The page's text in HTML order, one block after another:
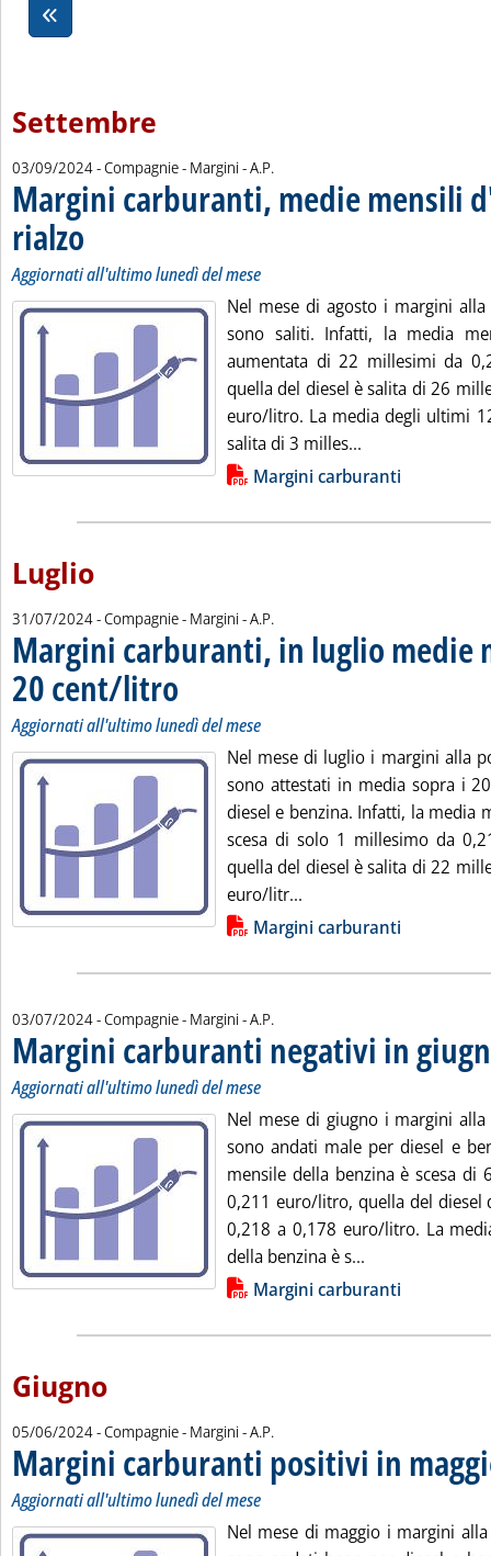
Settembre
03/09/2024- Compagnie - Margini -di:
A.P.
Margini carburanti, medie mensili
rialzo
Aggiornati all'ultimo lunedì del mese
Nel mese di agosto i margini
sono saliti. Infatti, la media
aumentata di 22 millesimi da
quella del diesel è salita di 26
euro/litro. La media degli ultimi
salita di 3 milles...
Lista allegati PDF alla notiziaMargini carburanti
Luglio
31/07/2024- Compagnie - Margini -di:
A.P.
Margini carburanti, in luglio medie
20 cent/litro . Sottotitolo: Aggiornati all'ultimo lunedì del mese
. Pubblicata mercoledì 31 luglio 2024 alle 14.40.
Aggiornati all'ultimo lunedì del mese
Nel mese di luglio i margini alla
sono attestati in media sopra i
diesel e benzina. Infatti, la media
scesa di solo 1 millesimo da
quella del diesel è salita di 22
euro/litr...
Lista allegati PDF alla notiziaMargini carburanti
03/07/2024- Compagnie - Margini -di:
A.P.
Margini carburanti negativi in
Aggiornati all'ultimo lunedì del mese
Nel mese di giugno i margini
sono andati male per diesel e
mensile della benzina è scesa di
0,211 euro/litro, quella del diesel
0,218 a 0,178 euro/litro. La
della benzina è s...
Lista allegati PDF alla notiziaMargini carburanti
Giugno
05/06/2024- Compagnie - Margini -di:
A.P.
Margini carburanti positivi in
Aggiornati all'ultimo lunedì del mese
Nel mese di maggio i margini